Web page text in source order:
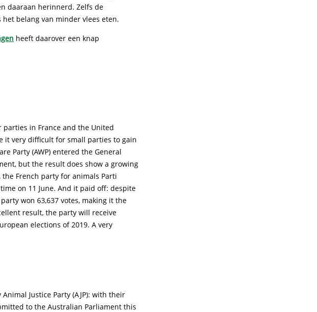
daaraan herinnerd. Zelfs de
belang van minder vlees eten.
heeft daarover een knap
in France and the United
it very difficult for small parties to gain
Party (AWP) entered the General
but the result does show a growing
French party for animals Parti
on 11 June. And it paid off: despite
won 63,637 votes, making it the
result, the party will receive
elections of 2019. A very
Justice Party (AJP): with their
to the Australian Parliament this